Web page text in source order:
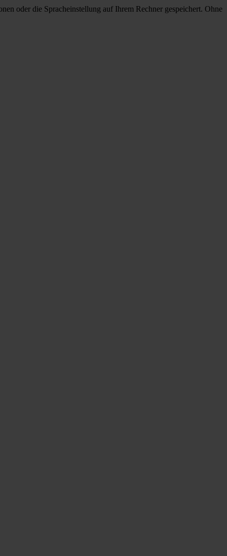
oder die Spracheinstellung auf Ihrem Rechner gespeichert. Ohne